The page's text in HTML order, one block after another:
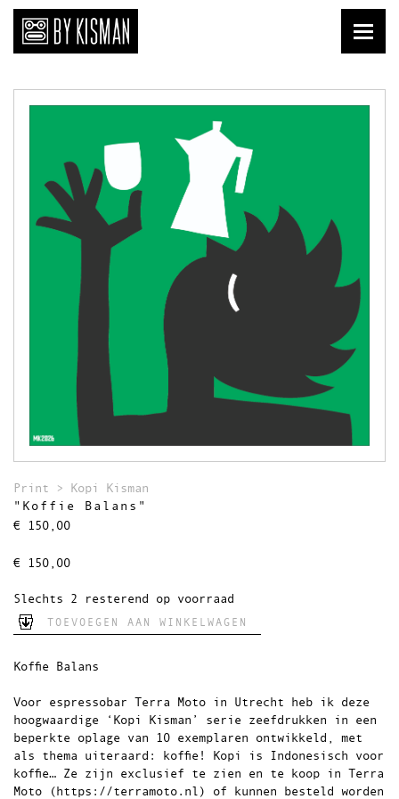
Liefde van nu
Affiches
Prenten
Publicaties
Briefkaarten
Download
Theedoeken
Wandkleden
Uitverkocht
Print >
Kopi Kisman
"Koffie Balans"
€ 150,00
€ 150,00
Slechts 2 resterend op voorraad
TOEVOEGEN AAN WINKELWAGEN
Koffie Balans
Voor espressobar Terra Moto in Utrecht heb ik deze
hoogwaardige ‘Kopi Kisman’ serie zeefdrukken in een
beperkte oplage van 10 exemplaren ontwikkeld, met
als thema uiteraard: koffie! Kopi is Indonesisch voor
koffie… Ze zijn exclusief te zien en te koop in Terra
Moto ( https://terramoto.nl ) of kunnen besteld worden